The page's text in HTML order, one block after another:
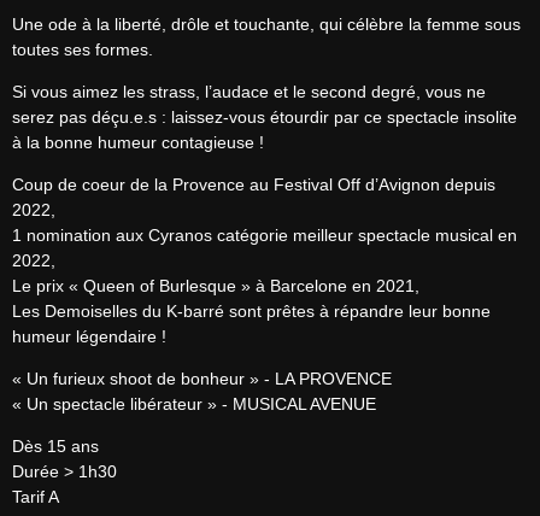
Une ode à la liberté, drôle et touchante, qui célèbre la femme sous
toutes ses formes.
Si vous aimez les strass, l’audace et le second degré, vous ne
serez pas déçu.e.s : laissez-vous étourdir par ce spectacle insolite
à la bonne humeur contagieuse !
Coup de coeur de la Provence au Festival Off d’Avignon depuis
2022,
1 nomination aux Cyranos catégorie meilleur spectacle musical en
2022,
Le prix « Queen of Burlesque » à Barcelone en 2021,
Les Demoiselles du K-barré sont prêtes à répandre leur bonne
humeur légendaire !
« Un furieux shoot de bonheur » - LA PROVENCE
« Un spectacle libérateur » - MUSICAL AVENUE
Dès 15 ans
Durée > 1h30
Tarif A